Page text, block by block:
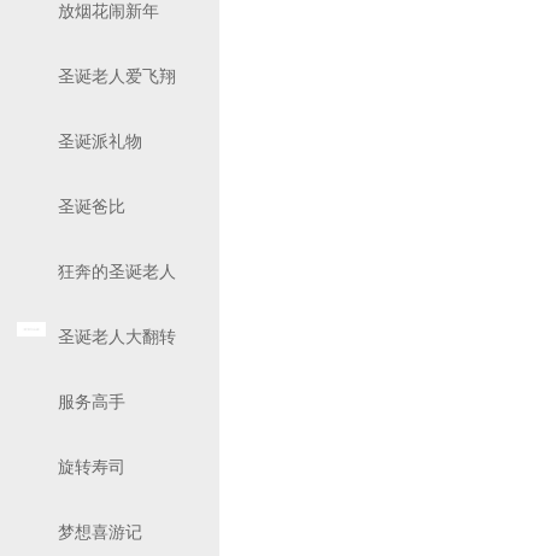
放烟花闹新年
圣诞老人爱飞翔
圣诞派礼物
圣诞爸比
狂奔的圣诞老人
圣诞老人大翻转
服务高手
旋转寿司
梦想喜游记